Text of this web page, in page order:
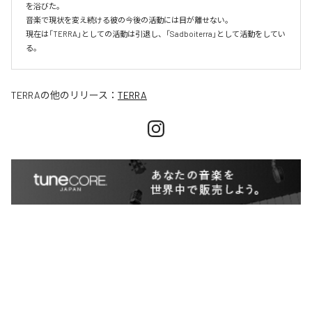
を浴びた。
音楽で現状を変え続ける彼の今後の活動には目が離せない。
現在は「TERRA」としての活動は引退し、「Sadboiterra」として活動をしてい
る。
TERRAの他のリリース： TERRA